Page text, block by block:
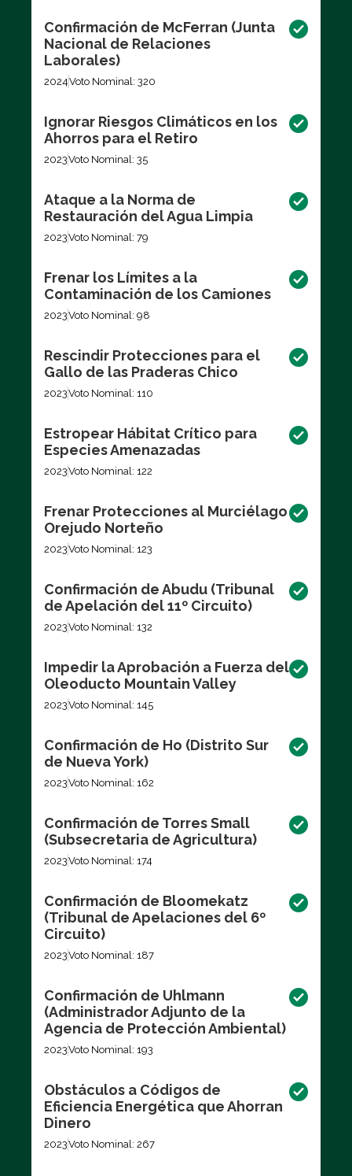
Confirmación de McFerran (Junta
Nacional de Relaciones
Laborales)
2024Voto Nominal: 320
Ignorar Riesgos Climáticos en los
Ahorros para el Retiro
2023Voto Nominal: 35
Ataque a la Norma de
Restauración del Agua Limpia
2023Voto Nominal: 79
Frenar los Límites a la
Contaminación de los Camiones
2023Voto Nominal: 98
Rescindir Protecciones para el
Gallo de las Praderas Chico
2023Voto Nominal: 110
Estropear Hábitat Crítico para
Especies Amenazadas
2023Voto Nominal: 122
Frenar Protecciones al Murciélago
Orejudo Norteño
2023Voto Nominal: 123
Confirmación de Abudu (Tribunal
de Apelación del 11º Circuito)
2023Voto Nominal: 132
Impedir la Aprobación a Fuerza del
Oleoducto Mountain Valley
2023Voto Nominal: 145
Confirmación de Ho (Distrito Sur
de Nueva York)
2023Voto Nominal: 162
Confirmación de Torres Small
(Subsecretaria de Agricultura)
2023Voto Nominal: 174
Confirmación de Bloomekatz
(Tribunal de Apelaciones del 6º
Circuito)
2023Voto Nominal: 187
Confirmación de Uhlmann
(Administrador Adjunto de la
Agencia de Protección Ambiental)
2023Voto Nominal: 193
Obstáculos a Códigos de
Eficiencia Energética que Ahorran
Dinero
2023Voto Nominal: 267